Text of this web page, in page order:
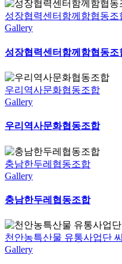
성장협력센터함께함협동조
Gallery
성장협력센터함께함협동조
우리역사문화협동조합
Gallery
우리역사문화협동조합
충남한두레협동조합
Gallery
충남한두레협동조합
천안농특산물 유통사업단
Gallery